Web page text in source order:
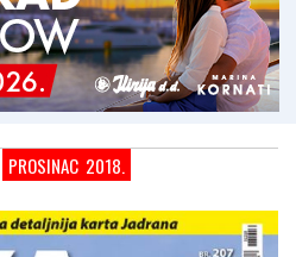
PROSINAC 2018.